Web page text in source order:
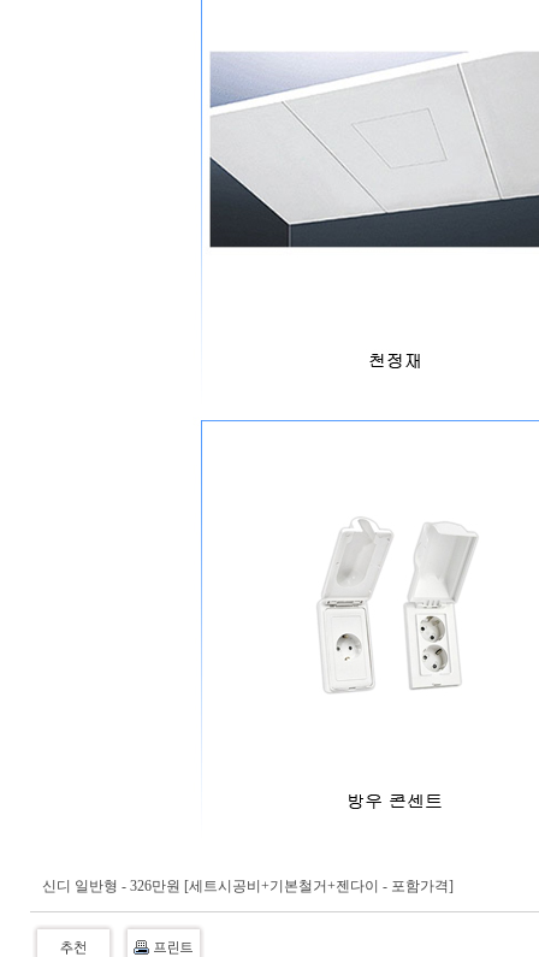
신디 일반형 - 326만원 [세트시공비+기본철거+젠다이 - 포함가격]